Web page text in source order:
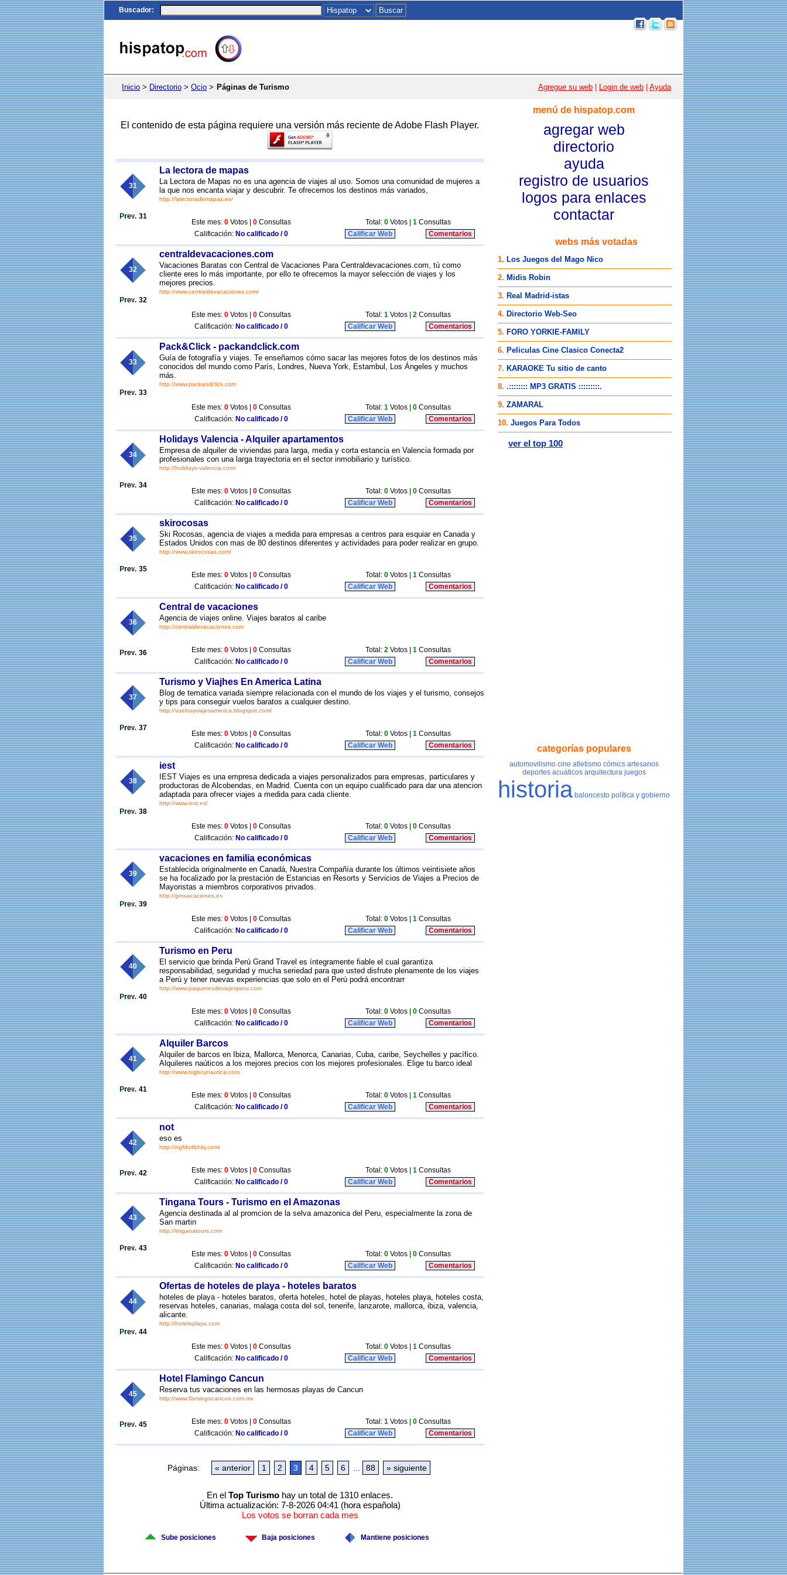
Buscador:
Inicio > Directorio > Ocio > Páginas de Turismo Agregue su web Login de web Ayuda
El contenido de esta página requiere una versión más reciente de Adobe Flash Player.
31
31
La lectora de mapas
La Lectora de Mapas no es una agencia de viajes al uso. Somos una comunidad de mujeres a
la que nos encanta viajar y descubrir. Te ofrecemos los destinos más variados,
http://lalectorademapas.es/
Este mes: 0 Votos | 0 Consultas Total: 0 Votos | 1 Consultas
Calificación: No calificado / 0 Calificar Web Comentarios
32
32
centraldevacaciones.com
Vacaciones Baratas con Central de Vacaciones Para Centraldevacaciones.com, tú como
cliente eres lo más importante, por ello te ofrecemos la mayor selección de viajes y los
mejores precios.
http://www.centraldevacaciones.com/
Este mes: 0 Votos | 0 Consultas Total: 1 Votos | 2 Consultas
Calificación: No calificado / 0 Calificar Web Comentarios
33
33
Pack&Click - packandclick.com
Guía de fotografía y viajes. Te enseñamos cómo sacar las mejores fotos de los destinos más
conocidos del mundo como París, Londres, Nueva York, Estambul, Los Ángeles y muchos
más.
http://www.packandclick.com
Este mes: 0 Votos | 0 Consultas Total: 1 Votos | 0 Consultas
Calificación: No calificado / 0 Calificar Web Comentarios
34
34
Holidays Valencia - Alquiler apartamentos
Empresa de alquiler de viviendas para larga, media y corta estancia en Valencia formada por
profesionales con una larga trayectoria en el sector inmobiliario y turístico.
http://holidays-valencia.com/
Este mes: 0 Votos | 0 Consultas Total: 0 Votos | 0 Consultas
Calificación: No calificado / 0 Calificar Web Comentarios
35
35
skirocosas
Ski Rocosas, agencia de viajes a medida para empresas a centros para esquiar en Canada y
Estados Unidos con mas de 80 destinos diferentes y actividades para poder realizar en grupo.
http://www.skirocosas.com/
Este mes: 0 Votos | 0 Consultas Total: 0 Votos | 1 Consultas
Calificación: No calificado / 0 Calificar Web Comentarios
36
36
Central de vacaciones
Agencia de viajes online. Viajes baratos al caribe
http://centraldevacaciones.com
Este mes: 0 Votos | 0 Consultas Total: 2 Votos | 1 Consultas
Calificación: No calificado / 0 Calificar Web Comentarios
37
37
Turismo y Viajhes En America Latina
Blog de tematica variada siempre relacionada con el mundo de los viajes y el turismo, consejos
y tips para conseguir vuelos baratos a cualquier destino.
http://vuelosyviajesamerica.blogspot.com/
Este mes: 0 Votos | 0 Consultas Total: 0 Votos | 1 Consultas
Calificación: No calificado / 0 Calificar Web Comentarios
38
38
iest
IEST Viajes es una empresa dedicada a viajes personalizados para empresas, particulares y
productoras de Alcobendas, en Madrid. Cuenta con un equipo cualificado para dar una atencion
adaptada para ofrecer viajes a medida para cada cliente.
http://www.iest.es/
Este mes: 0 Votos | 0 Consultas Total: 0 Votos | 0 Consultas
Calificación: No calificado / 0 Calificar Web Comentarios
39
39
vacaciones en familia económicas
Establecida originalmente en Canadá, Nuestra Compañía durante los últimos veintisiete años
se ha focalizado por la prestación de Estancias en Resorts y Servicios de Viajes a Precios de
Mayoristas a miembros corporativos privados.
http://grnvacaciones.es
Este mes: 0 Votos | 0 Consultas Total: 0 Votos | 1 Consultas
Calificación: No calificado / 0 Calificar Web Comentarios
40
40
Turismo en Peru
El servicio que brinda Perú Grand Travel es íntegramente fiable el cual garantiza
responsabilidad, seguridad y mucha seriedad para que usted disfrute plenamente de los viajes
a Perú y tener nuevas experiencias que solo en el Perú podrá encontrarr
http://www.paquetesdeviajesperu.com
Este mes: 0 Votos | 0 Consultas Total: 0 Votos | 0 Consultas
Calificación: No calificado / 0 Calificar Web Comentarios
41
41
Alquiler Barcos
Alquiler de barcos en Ibiza, Mallorca, Menorca, Canarias, Cuba, caribe, Seychelles y pacífico.
Alquileres naúticos a los mejores precios con los mejores profesionales. Elige tu barco ideal
http://www.bigboynautica.com
Este mes: 0 Votos | 0 Consultas Total: 0 Votos | 1 Consultas
Calificación: No calificado / 0 Calificar Web Comentarios
42
42
not
eso es
http://ngfdvdbhbj.com/
Este mes: 0 Votos | 0 Consultas Total: 0 Votos | 1 Consultas
Calificación: No calificado / 0 Calificar Web Comentarios
43
43
Tingana Tours - Turismo en el Amazonas
Agencia destinada al al promcion de la selva amazonica del Peru, especialmente la zona de
San martin
http://tinganatours.com
Este mes: 0 Votos | 0 Consultas Total: 0 Votos | 0 Consultas
Calificación: No calificado / 0 Calificar Web Comentarios
44
44
Ofertas de hoteles de playa - hoteles baratos
hoteles de playa - hoteles baratos, oferta hoteles, hotel de playas, hoteles playa, hoteles costa,
reservas hoteles, canarias, malaga costa del sol, tenerife, lanzarote, mallorca, ibiza, valencia,
alicante.
http://hoteloplaya.com
Este mes: 0 Votos | 0 Consultas Total: 0 Votos | 1 Consultas
Calificación: No calificado / 0 Calificar Web Comentarios
45
45
Hotel Flamingo Cancun
Reserva tus vacaciones en las hermosas playas de Cancun
http://www.flamingocancun.com.mx
Este mes: 0 Votos | 0 Consultas Total: 1 Votos | 0 Consultas
Calificación: No calificado / 0 Calificar Web Comentarios
Páginas: « anterior 1 2 3 4 5 6 88 » siguiente
En el Top Turismo hay un total de 1310 enlaces.
Última actualización: 7-8-2026 04:41 (hora española)
Los votos se borran cada mes
Sube posiciones Baja posiciones Mantiene posiciones